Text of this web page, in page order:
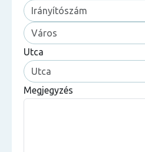
Utca
Megjegyzés